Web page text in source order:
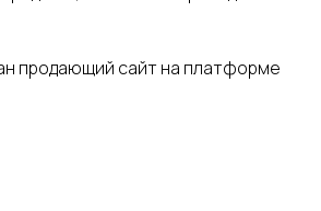
продающий сайт на платформе